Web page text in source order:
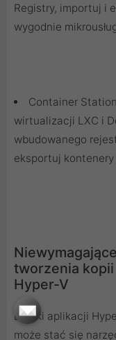
Registry, importuj i
wygodnie
Container
wirtualizacji LXC i
wbudowanego
eksportuj kontenery
tworzenia
Hyper-V
Dzięki aplikacji
może stać się